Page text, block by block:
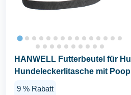
HANWELL Futterbeutel für
Hundeleckerlitasche mit
9 % Rabatt